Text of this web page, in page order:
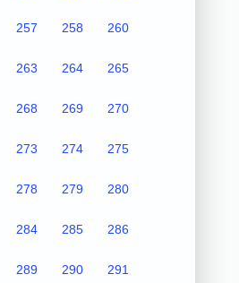
257 258 260
263 264 265
268 269 270
273 274 275
278 279 280
284 285 286
289 290 291